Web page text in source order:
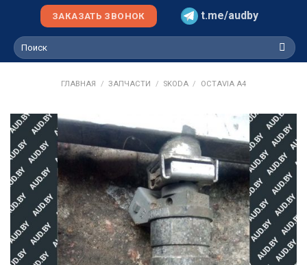
ЗАКАЗАТЬ ЗВОНОК t.me/audby
Искать:
ГЛАВНАЯ / ЗАПЧАСТИ / SKODA / OCTAVIA A4